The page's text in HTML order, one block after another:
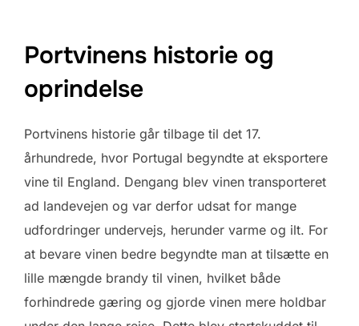
Portvinens historie og
oprindelse
Portvinens historie går tilbage til det 17.
århundrede, hvor Portugal begyndte at eksportere
vine til England. Dengang blev vinen transporteret
ad landevejen og var derfor udsat for mange
udfordringer undervejs, herunder varme og ilt. For
at bevare vinen bedre begyndte man at tilsætte en
lille mængde brandy til vinen, hvilket både
forhindrede gæring og gjorde vinen mere holdbar